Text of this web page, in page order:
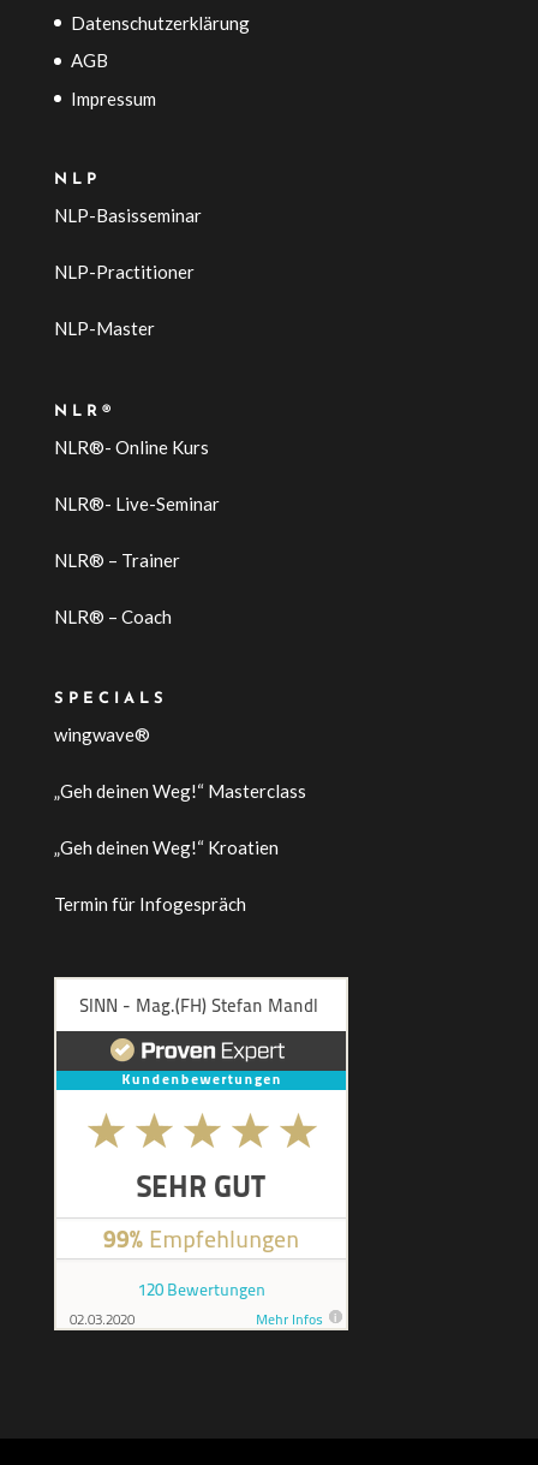
Datenschutzerklärung
AGB
Impressum
NLP
NLP-Basisseminar
NLP-Practitioner
NLP-Master
NLR®
NLR®- Online Kurs
NLR®- Live-Seminar
NLR® – Trainer
NLR® – Coach
SPECIALS
wingwave®
„Geh deinen Weg!“ Masterclass
„Geh deinen Weg!“ Kroatien
Termin für Infogespräch